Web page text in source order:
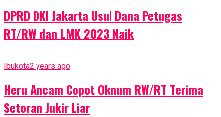
DPRD DKI Jakarta Usul Dana Petugas
RT/RW dan LMK 2023 Naik
Ibukota2 years ago
Heru Ancam Copot Oknum RW/RT Terima
Setoran Jukir Liar